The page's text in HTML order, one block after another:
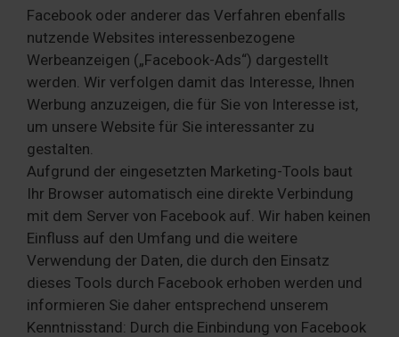
Facebook oder anderer das Verfahren ebenfalls
nutzende Websites interessenbezogene
Werbeanzeigen („Facebook-Ads“) dargestellt
werden. Wir verfolgen damit das Interesse, Ihnen
Werbung anzuzeigen, die für Sie von Interesse ist,
um unsere Website für Sie interessanter zu
gestalten.
Aufgrund der eingesetzten Marketing-Tools baut
Ihr Browser automatisch eine direkte Verbindung
mit dem Server von Facebook auf. Wir haben keinen
Einfluss auf den Umfang und die weitere
Verwendung der Daten, die durch den Einsatz
dieses Tools durch Facebook erhoben werden und
informieren Sie daher entsprechend unserem
Kenntnisstand: Durch die Einbindung von Facebook